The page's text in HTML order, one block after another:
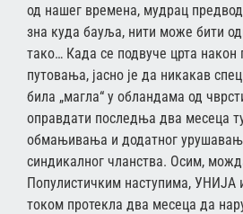
од нашег времена, мудрац
зна куда бауља, нити може бити
тако… Када се подвуче црта након
путовања, јасно је да никакав
била „магла“ у обландама од
оправдати последња два месеца
обмањивања и додатног
синдикалног чланства. Осим,
Популистичким наступима, УНИЈА
током протекла два месеца да